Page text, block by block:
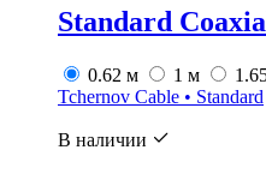
Standard
0.62 м 1 м
Tchernov Cable • Standard
В наличии